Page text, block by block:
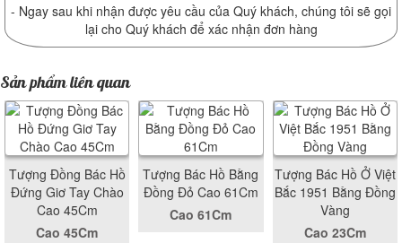
- Ngay sau khi nhận được yêu cầu của Quý khách, chúng tôi sẽ gọi
lại cho Quý khách để xác nhận đơn hàng
Sản phẩm liên quan
Tượng Đồng Bác Hồ
Đứng Giơ Tay Chào
Cao 45Cm
Cao 45Cm
Tượng Bác Hồ Bằng
Đồng Đỏ Cao 61Cm
Cao 61Cm
Tượng Bác Hồ Ở Việt
Bắc 1951 Bằng Đồng
Vàng
Cao 23Cm